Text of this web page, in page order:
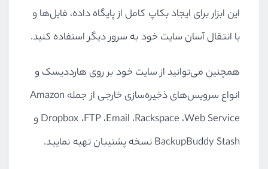
این ابزار برای ایجاد بکاپ کامل از پایگاه داده، فایل‌ها و
یا انتقال آسان سایت خود به سرور دیگر استفاده کنید.
همچنین می‌توانید از سایت خود بر روی هارددیسک و
انواع سرویس‌های ذخیره‌سازی خارجی از جمله Amazon
Web Service، Rackspace، Email،FTP، Dropbox و
BackupBuddy Stashنسخه پشتیبان تهیه نمایید.